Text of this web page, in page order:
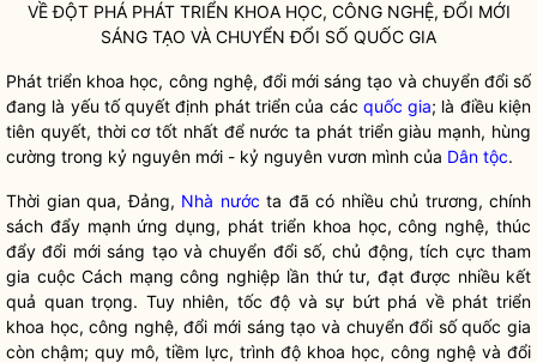
VỀ ĐỘT PHÁ PHÁT TRIỂN KHOA HỌC, CÔNG NGHỆ, ĐỔI MỚI
SÁNG TẠO VÀ CHUYỂN ĐỔI SỐ QUỐC GIA
Phát triển khoa học, công nghệ, đổi mới sáng tạo và chuyển đổi số
đang là yếu tố quyết định phát triển của các quốc gia; là điều kiện
tiên quyết, thời cơ tốt nhất để nước ta phát triểngiàu mạnh, hùng
cường trong kỷ nguyên mới - kỷ nguyên vươn mình của Dân tộc.
Thời gian qua, Đảng, Nhà nước ta đã có nhiều chủ trương, chính
sách đẩy mạnh ứng dụng, phát triển khoa học, công nghệ, thúc
đẩy đổi mới sáng tạo và chuyển đổi số, chủ động, tích cực tham
gia cuộc Cách mạng công nghiệp lần thứ tư, đạt được nhiều kết
quả quan trọng. Tuy nhiên, tốc độ và sự bứt phá về phát triển
khoa học, công nghệ, đổi mới sáng tạo và chuyển đổi sốquốc gia
còn chậm; quy mô, tiềm lực, trình độ khoa học, công nghệ và đổi